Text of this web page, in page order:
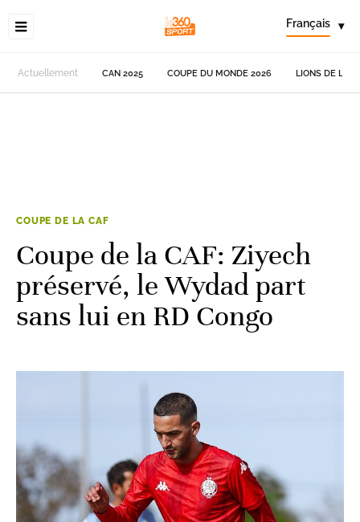
Français ▾
Actuellement CAN 2025 COUPE DU MONDE 2026 LIONS DE
COUPE DE LA CAF
Coupe de la CAF: Ziyech
préservé, le Wydad part
sans lui en RD Congo